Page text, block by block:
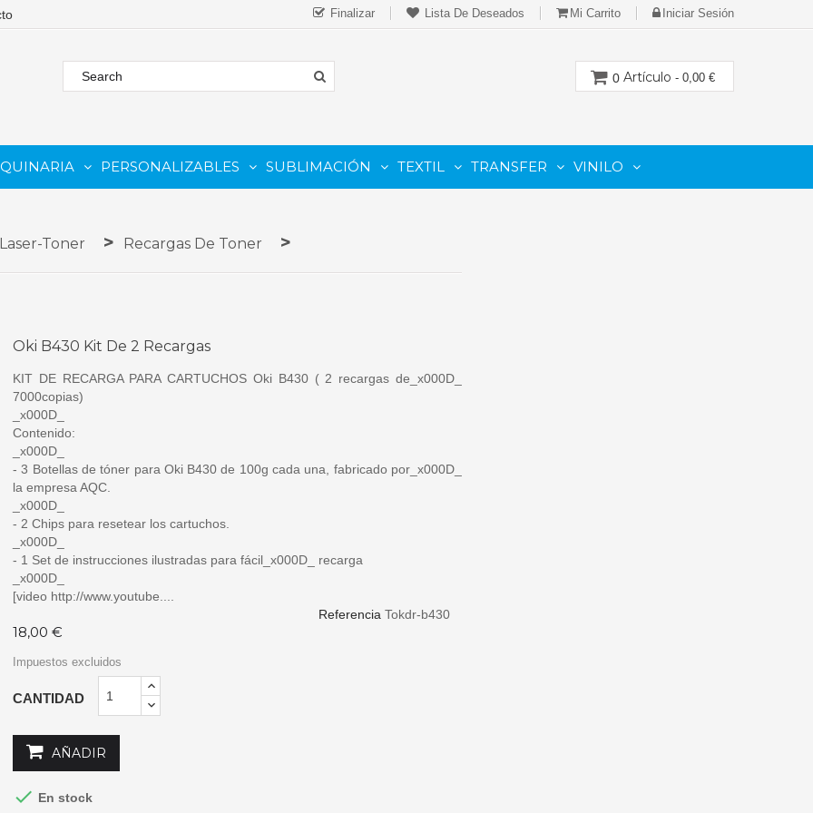
Finalizar Lista De Deseados Mi Carrito Iniciar Sesión
Artículo - 0,00 €
0
PERSONALIZABLES SUBLIMACIÓN TEXTIL TRANSFER VINILO
Toner Recargas De Toner
Oki B430 Kit De 2 Recargas
KIT DE RECARGA PARA CARTUCHOS Oki B430 ( 2 recargas de_x000D_
7000copias)
_x000D_
Contenido:
_x000D_
- 3 Botellas de tóner para Oki B430 de 100g cada una, fabricado por_x000D_
la empresa AQC.
_x000D_
- 2 Chips para resetear los cartuchos.
_x000D_
- 1 Set de instrucciones ilustradas para fácil_x000D_ recarga
_x000D_
[video http://www.youtube....
Referencia Tokdr-b430
18,00 €
Impuestos excluidos
CANTIDAD
AÑADIR
 En stock